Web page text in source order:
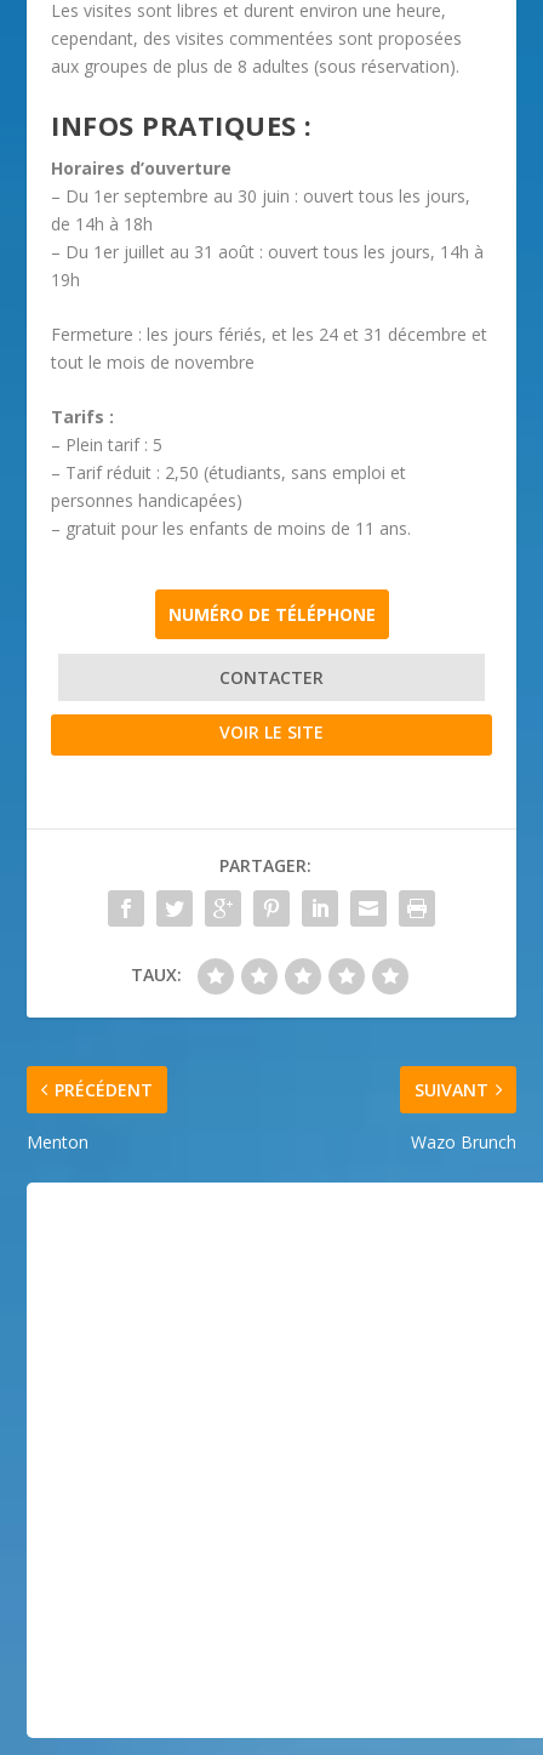
Les visites sont libres et durent environ une heure,
cependant, des visites commentées sont proposées
aux groupes de plus de 8 adultes (sous réservation).
INFOS PRATIQUES :
Horaires d’ouverture
– Du 1er septembre au 30 juin : ouvert tous les jours,
de 14h à 18h
– Du 1er juillet au 31 août : ouvert tous les jours, 14h à
19h
Fermeture : les jours fériés, et les 24 et 31 décembre et
tout le mois de novembre
Tarifs :
– Plein tarif : 5
– Tarif réduit : 2,50 (étudiants, sans emploi et
personnes handicapées)
– gratuit pour les enfants de moins de 11 ans.
NUMÉRO DE TÉLÉPHONE
CONTACTER
VOIR LE SITE
PARTAGER:
TAUX:
PRÉCÉDENT
Menton
SUIVANT
Wazo Brunch